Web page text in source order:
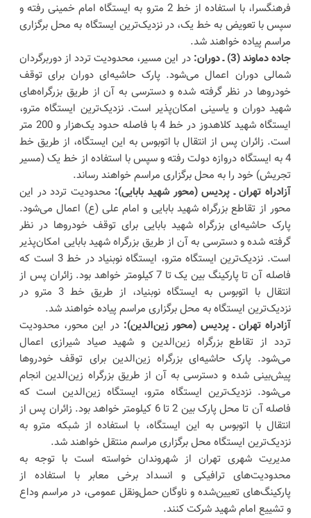
فرهنگسرا، با استفاده از خط 2 مترو به ایستگاه امام خمینی رفته و
سپس با تعویض به خط یک، در نزدیک‌ترین ایستگاه به محل برگزاری
مراسم پیاده خواهند شد.
جاده دماوند (3) ـ دوران:
در این مسیر، محدودیت تردد از دوربرگردان
شمالی دوران اعمال می‌شود. پارک حاشیه‌ای دوران برای توقف
خودروها در نظر گرفته شده و دسترسی به آن از طریق بزرگراه‌های
شهید دوران و یاسینی امکان‌پذیر است. نزدیک‌ترین ایستگاه مترو،
ایستگاه شهید کلاهدوز در خط 4 با فاصله حدود یک‌هزار و 200 متر
است. زائران پس از انتقال با اتوبوس به این ایستگاه، از طریق خط
4 به ایستگاه دروازه دولت رفته و سپس با استفاده از خط یک (مسیر
تجریش) خود را به محل برگزاری مراسم خواهند رساند.
آزادراه تهران ـ پردیس (محور شهید بابایی): محدودیت تردد در این
محور از تقاطع بزرگراه شهید بابایی و امام علی (ع) اعمال می‌شود.
پارک حاشیه‌ای بزرگراه شهید بابایی برای توقف خودروها در نظر
گرفته شده و دسترسی به آن از طریق بزرگراه شهید بابایی امکان‌پذیر
است. نزدیک‌ترین ایستگاه مترو، ایستگاه نوبنیاد در خط 3 است که
فاصله آن تا پارکینگ بین یک تا 7 کیلومتر خواهد بود. زائران پس از
انتقال با اتوبوس به ایستگاه نوبنیاد، از طریق خط 3 مترو در
نزدیک‌ترین ایستگاه به محل برگزاری مراسم پیاده خواهند شد.
آزادراه تهران ـ پردیس (محور زین‌الدین):در این محور، محدودیت
تردد از تقاطع بزرگراه زین‌الدین و شهید صیاد شیرازی اعمال
می‌شود. پارک حاشیه‌ای بزرگراه زین‌الدین برای توقف خودروها
پیش‌بینی شده و دسترسی به آن از طریق بزرگراه زین‌الدین انجام
می‌شود. نزدیک‌ترین ایستگاه مترو، ایستگاه زین‌الدین است که
فاصله آن تا محل پارک بین 2 تا 6 کیلومتر خواهد بود. زائران پس از
انتقال با اتوبوس به این ایستگاه، با استفاده از شبکه مترو به
نزدیک‌ترین ایستگاه محل برگزاری مراسم منتقل خواهند شد.
مدیریت شهری تهران از شهروندان خواسته است با توجه به
محدودیت‌های ترافیکی و انسداد برخی معابر با استفاده از
پارکینگ‌های تعیین‌شده و ناوگان حمل‌ونقل عمومی، در مراسم وداع
و تشییع امام شهید شرکت کنند.